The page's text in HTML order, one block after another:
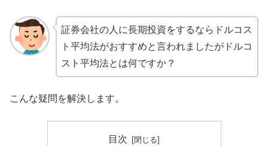
証券会社の人に長期投資をするならドルコス
ト平均法がおすすめと言われましたがドルコ
スト平均法とは何ですか？
こんな疑問を解決します。
目次